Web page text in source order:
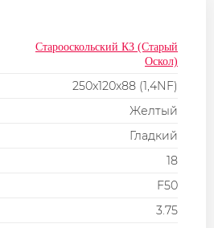
Старооскольский КЗ (Старый
Оскол)
250x120x88 (1,4NF)
Желтый
Гладкий
18
F50
3.75